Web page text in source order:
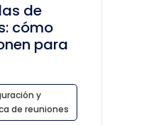
de
cómo
para
y
de reuniones